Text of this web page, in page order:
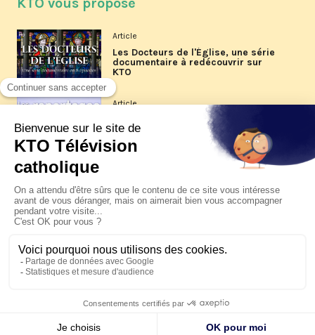
Article
Les Docteurs de l'Église, une série
documentaire à redécouvrir sur
KTO
Article
Les reportages d'été 2026 de KTO
La visite pastorale du pape Léon
XIV à Assise à suivre sur KTO le
jeudi 6 août
Le pape en Uruguay, Argentine et
Pérou du 6 au 17 novembre 2026
© KTO 2026 — Mentions légales